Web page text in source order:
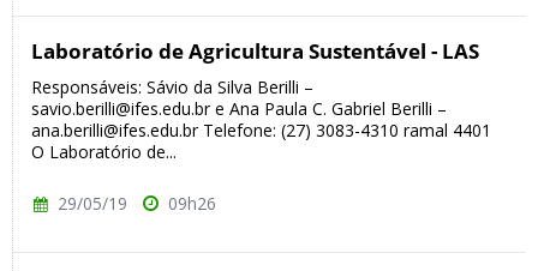
Laboratório de Agricultura Sustentável - LAS
Responsáveis: Sávio da Silva Berilli –
savio.berilli@ifes.edu.br e Ana Paula C. Gabriel Berilli –
ana.berilli@ifes.edu.br Telefone: (27) 3083-4310 ramal 4401
O Laboratório de...
29/05/19 09h26